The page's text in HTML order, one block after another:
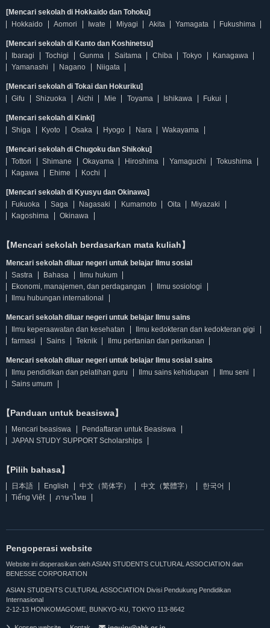
[Mencari sekolah di Hokkaido dan Tohoku]
Hokkaido
Aomori Iwate Miyagi Akita Yamagata Fukushima
[Mencari sekolah di Kanto dan Koshinetsu]
Ibaragi
Tochigi Gunma Saitama Chiba Tokyo
Kanagawa
Yamanashi
Nagano Niigata
[Mencari sekolah di Tokai dan Hokuriku]
Gifu
Shizuoka Aichi Mie Toyama Ishikawa Fukui
[Mencari sekolah di Kinki]
Shiga
Kyoto Osaka Hyogo Nara Wakayama
[Mencari sekolah di Chugoku dan Shikoku]
Tottori
Shimane Okayama Hiroshima Yamaguchi
Tokushima
Kagawa
Ehime Kochi
[Mencari sekolah di Kyusyu dan Okinawa]
Fukuoka
Saga Nagasaki Kumamoto Oita
Miyazaki
Kagoshima
Okinawa
【Mencari sekolah berdasarkan mata kuliah】
Mencari sekolah diluar negeri untuk belajar Ilmu sosial
Sastra
Bahasa
Ilmu hukum
Ekonomi, manajemen, dan perdagangan
Ilmu sosiologi
Ilmu hubungan international
Mencari sekolah diluar negeri untuk belajar Ilmu sains
Ilmu keperaawatan dan kesehatan
Ilmu kedokteran dan kedokteran gigi
farmasi
Sains Teknik Ilmu pertanian dan perikanan
Mencari sekolah diluar negeri untuk belajar Ilmu sosial sains
Ilmu pendidikan dan pelatihan guru
Ilmu sains kehidupan
Ilmu seni
Sains umum
【Panduan untuk beasiswa】
Mencari beasiswa
Pendaftaran untuk Beasiswa
JAPAN STUDY SUPPORT Scholarships
【Pilih bahasa】
日本語 English 中文（简体字） 中文（繁體字）
한국어
Tiếng Việt
ภาษาไทย
Pengoperasi website
Website ini dioperasikan oleh ASIAN STUDENTS CULTURAL ASSOCIATION dan
BENESSE CORPORATION
ASIAN STUDENTS CULTURAL ASSOCIATION Divisi Pendukung Pendidikan
Internasional
2-12-13 HONKOMAGOME, BUNKYO-KU, TOKYO 113-8642